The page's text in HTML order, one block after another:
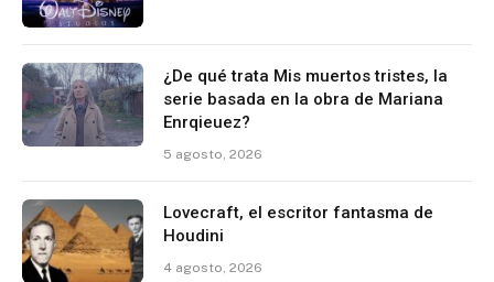
¿De qué trata Mis muertos tristes, la
serie basada en la obra de Mariana
Enrqieuez?
5 agosto, 2026
Lovecraft, el escritor fantasma de
Houdini
4 agosto, 2026